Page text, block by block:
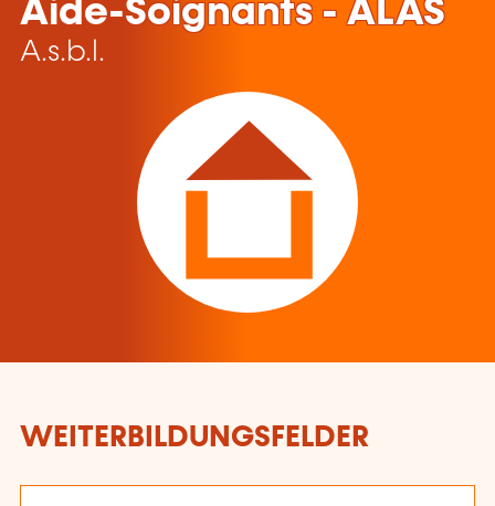
Aide-Soignants - ALAS
A.s.b.l.
WEITERBILDUNGSFELDER